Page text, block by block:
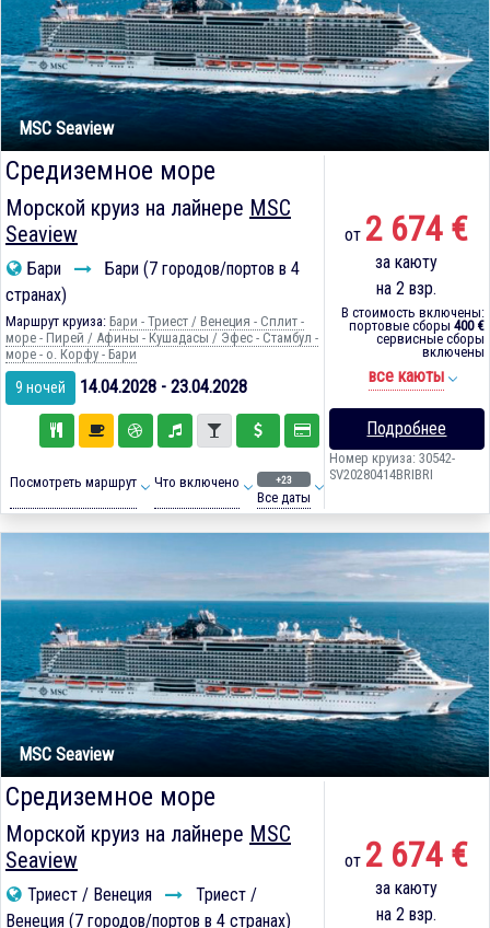
MSC Seaview
Средиземное море
Морской круиз на лайнере MSC
Seaview
Бари
Бари (7 городов/портов в 4
странах)
Маршрут круиза: Бари - Триест / Венеция - Сплит -
море - Пирей / Афины - Кушадасы / Эфес - Стамбул -
море - о. Корфу - Бари
9 ночей 14.04.2028 - 23.04.2028
Посмотреть маршрут Что включено +23
Все даты
от 2 674 €
за каюту
на 2 взр.
В стоимость включены:
портовые сборы 400 €
сервисные сборы
включены
все каюты
Подробнее
Номер круиза: 30542-
SV20280414BRIBRI
MSC Seaview
Средиземное море
Морской круиз на лайнере MSC
Seaview
Триест / Венеция
Триест /
Венеция (7 городов/портов в 4 странах)
от 2 674 €
за каюту
на 2 взр.